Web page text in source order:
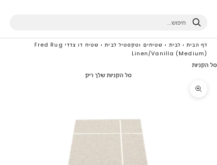
חיפוש
דף הבית › לבית › שטיחים וטקסטיל לבית ›
שטיח דו צדדי Fred Rug
Linen/Vanilla (Medium)
סל הקניות
סל הקניות שלך ריק
תקריב